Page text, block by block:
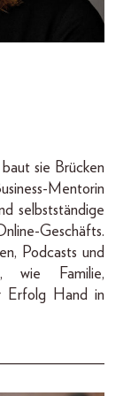
sie Brücken
Mentorin
selbstständige
Geschäfts.
Pod­casts und
wie Familie,
Erfolg Hand in